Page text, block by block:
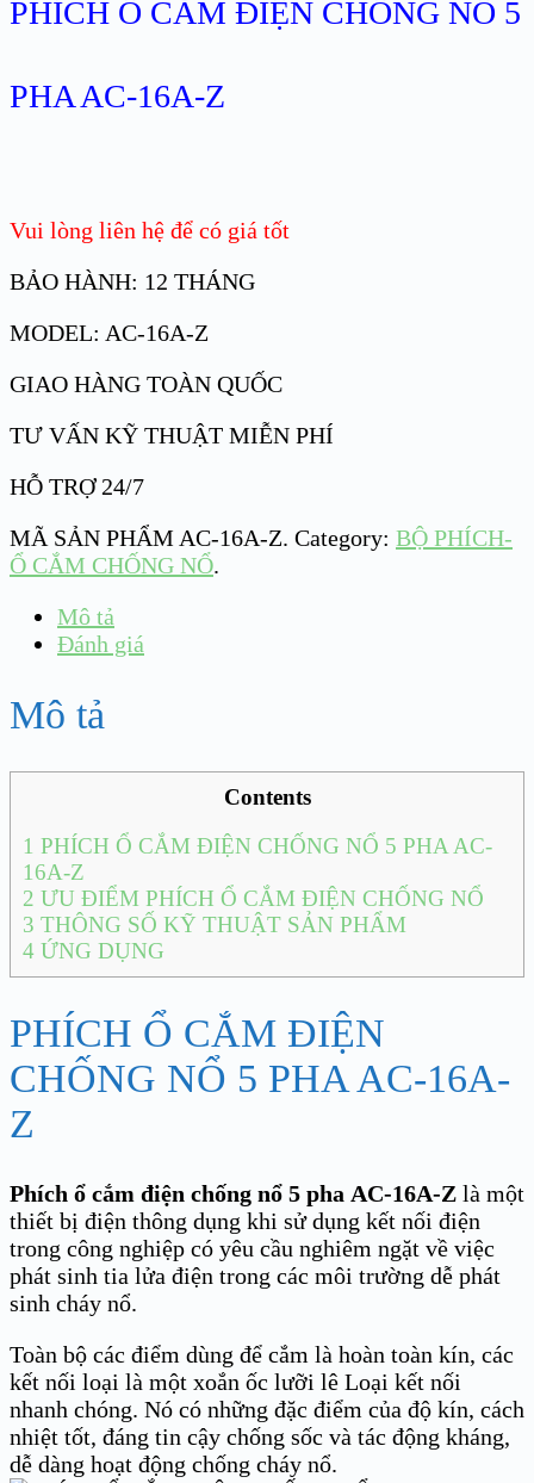
PHÍCH Ổ CẮM ĐIỆN CHỐNG NỔ 5
PHA AC-16A-Z
Vui lòng liên hệ để có giá tốt
BẢO HÀNH: 12 THÁNG
MODEL: AC-16A-Z
GIAO HÀNG TOÀN QUỐC
TƯ VẤN KỸ THUẬT MIỄN PHÍ
HỖ TRỢ 24/7
MÃ SẢN PHẨMAC-16A-Z. Category: BỘ PHÍCH-
Ổ CẮM CHỐNG NỔ.
Mô tả
Đánh giá
Mô tả
Contents
1 PHÍCH Ổ CẮM ĐIỆN CHỐNG NỔ 5 PHA AC-
16A-Z
2 ƯU ĐIỂM PHÍCH Ổ CẮM ĐIỆN CHỐNG NỔ
3 THÔNG SỐ KỸ THUẬT SẢN PHẨM
4 ỨNG DỤNG
PHÍCH Ổ CẮM ĐIỆN
CHỐNG NỔ 5 PHA AC-16A-
Z
Phích ổ cắm điện chống nổ 5 pha AC-16A-Z là một
thiết bị điện thông dụng khi sử dụng kết nối điện
trong công nghiệp có yêu cầu nghiêm ngặt về việc
phát sinh tia lửa điện trong các môi trường dễ phát
sinh cháy nổ.
Toàn bộ các điểm dùng để cắm là hoàn toàn kín, các
kết nối loại là một xoắn ốc lưỡi lê Loại kết nối
nhanh chóng. Nó có những đặc điểm của độ kín, cách
nhiệt tốt, đáng tin cậy chống sốc và tác động kháng,
dễ dàng hoạt động chống cháy nổ.